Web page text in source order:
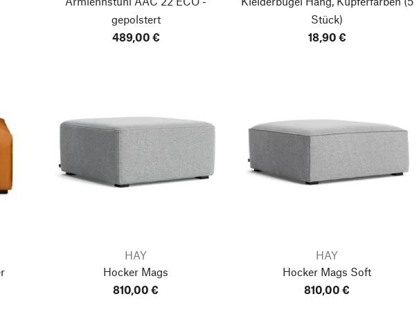
gepolstert
489,00 €
Stück)
18,90 €
HAY
Hocker Mags
810,00 €
HAY
Hocker Mags Soft
810,00 €